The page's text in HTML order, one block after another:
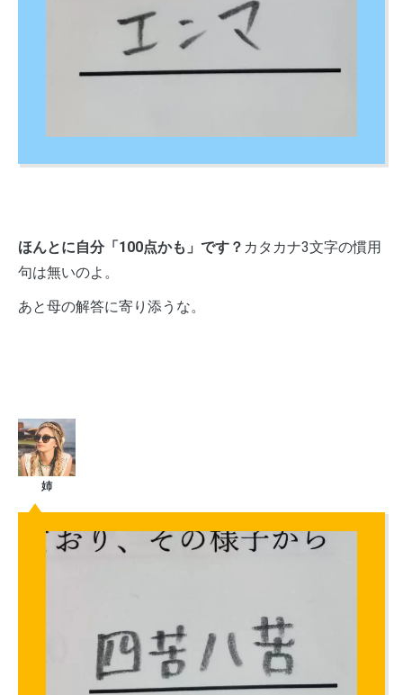
ほんとに自分「100点かも」です？ カタカナ3文字の慣用
句は無いのよ。
あと母の解答に寄り添うな。